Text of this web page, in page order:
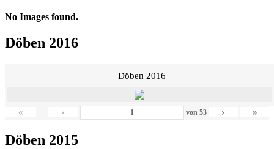
No Images found.
Döben 2016
Döben 2016
« ‹ von 53 › »
Döben 2015